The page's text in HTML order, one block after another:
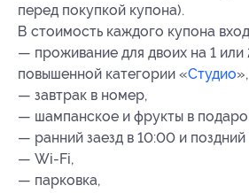
перед покупкой купона).
В стоимость каждого купона
— проживание для двоих на 1 или
повышенной категории «Студио»,
— завтрак в номер,
— шампанское и фрукты в
— ранний заезд в 10:00 и поздний
— Wi-Fi,
— парковка,